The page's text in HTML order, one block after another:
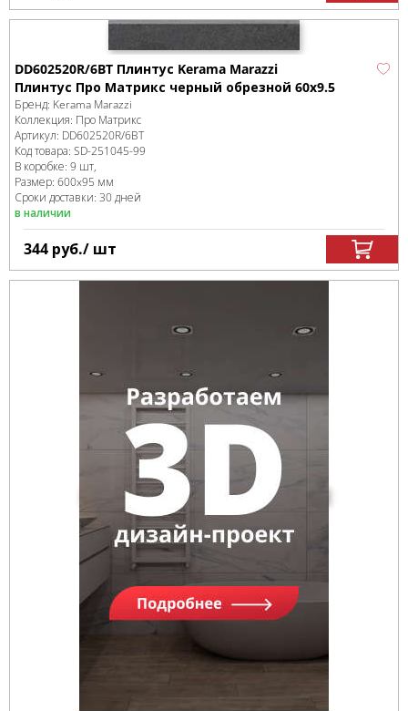
DD602520R/6BT Плинтус Kerama Marazzi
Плинтус Про Матрикс черный обрезной 60x9.5
Бренд: Kerama Marazzi
Коллекция: Про Матрикс
Артикул: DD602520R/6BT
Код товара: SD-251045-99
В коробке: 9 шт,
Размер: 600x95 мм
Сроки доставки: 30 дней
в наличии
344 руб./ шт